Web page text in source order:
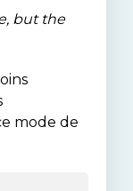
but the
mode de